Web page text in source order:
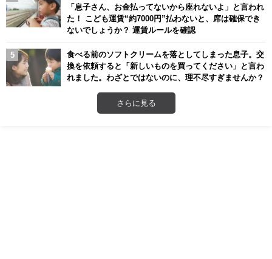
「息子さん、お金払ってないから座れないよ」と言われ
た！ こども運賃“約7000円”払わないと、席は確保でき
ないでしょうか？ 運賃ルールを確認
食べる前のソフトクリームを落としてしまった息子。交
換を依頼すると「新しいものを買ってください」と言わ
れました。わざとではないのに、理不尽すぎませんか？
さらに見る